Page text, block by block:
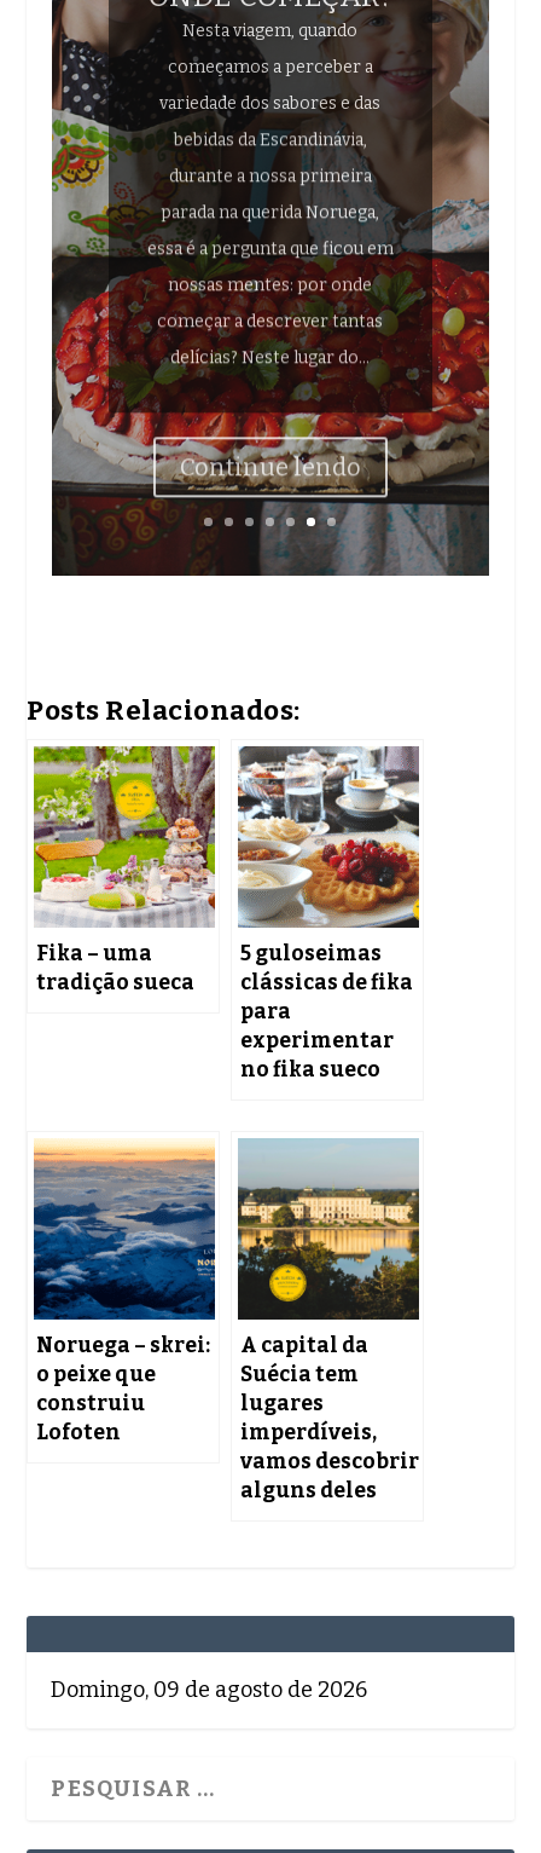
Nesta viagem, quando
começamos a perceber a
variedade dos sabores e das
bebidas da Escandinávia,
durante a nossa primeira
parada na querida Noruega,
essa é a pergunta que ficou em
nossas mentes: por onde
começar a descrever tantas
delícias? Neste lugar do...
Continue lendo
Posts Relacionados:
Fika – uma
tradição sueca
5 guloseimas
clássicas de fika
para
experimentar
no fika sueco
Noruega – skrei:
o peixe que
construiu
Lofoten
A capital da
Suécia tem
lugares
imperdíveis,
vamos descobrir
alguns deles
Domingo, 09 de agosto de 2026